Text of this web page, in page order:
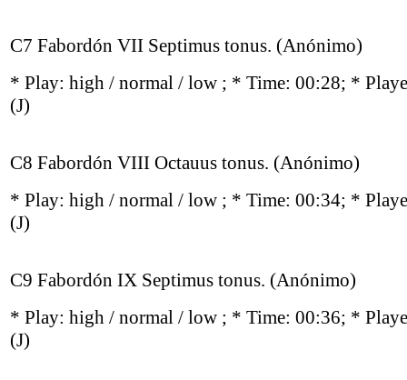
C7 Fabordón VII Septimus tonus. (Anónimo)
* Play: high / normal / low ; * Time: 00:28; *
(J)
C8 Fabordón VIII Octauus tonus. (Anónimo)
* Play: high / normal / low ; * Time: 00:34; *
(J)
C9 Fabordón IX Septimus tonus. (Anónimo)
* Play: high / normal / low ; * Time: 00:36; *
(J)